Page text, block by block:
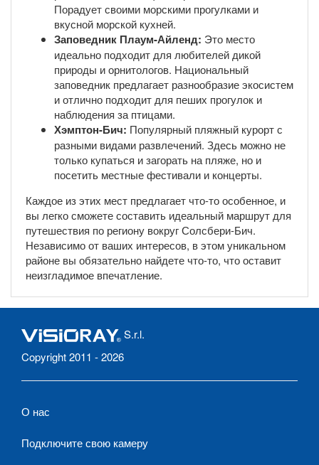
Порадует своими морскими прогулками и
вкусной морской кухней.
Заповедник Плаум-Айленд: Это место
идеально подходит для любителей дикой
природы и орнитологов. Национальный
заповедник предлагает разнообразие экосистем
и отлично подходит для пеших прогулок и
наблюдения за птицами.
Хэмптон-Бич: Популярный пляжный курорт с
разными видами развлечений. Здесь можно не
только купаться и загорать на пляже, но и
посетить местные фестивали и концерты.
Каждое из этих мест предлагает что-то особенное, и
вы легко сможете составить идеальный маршрут для
путешествия по региону вокруг Солсбери-Бич.
Независимо от ваших интересов, в этом уникальном
районе вы обязательно найдете что-то, что оставит
неизгладимое впечатление.
S.r.l.
Copyright 2011 - 2026
О нас
Подключите свою камеру